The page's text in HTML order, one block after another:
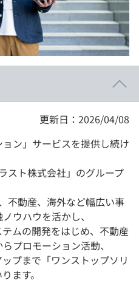
更新日：2026/04/08
ョン」サービスを提供し続け
スト株式会社」のグループ
不動産、海外など幅広い事
ウハウを活かし、
ムの開発をはじめ、不動産
プロモーション活動、
プまで「ワンストップソリ
ます。